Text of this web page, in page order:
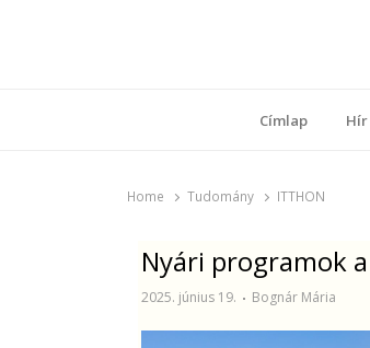
Címlap
Home Tudomány ITTHON
Nyári programok
2025. június 19. Bognár Mária